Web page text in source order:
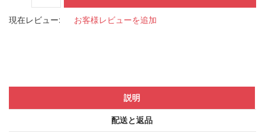
現在レビュー: お客様レビューを追加
説明
配送と返品